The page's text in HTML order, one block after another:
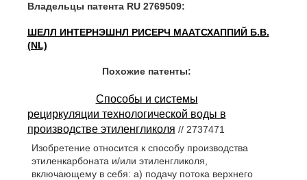
Владельцы патента RU 2769509:
ШЕЛЛ ИНТЕРНЭШНЛ РИСЕРЧ МААТСХАППИЙ Б.В.
(NL)
Похожие патенты:
Способы и системы
рециркуляции технологической воды в
производстве этиленгликоля // 2737471
Изобретение относится к способу производства
этиленкарбоната и/или этиленгликоля,
включающему в себя: a) подачу потока верхнего